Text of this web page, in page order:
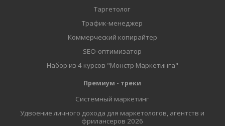
Таргетолог
Трафик-менеджер
Коммерческий копирайтер
SEO-оптимизатор
Набор из 4 курсов "Монстр Маркетинга"
Премиум - треки
Системный маркетинг
Удвоение личного дохода для маркетологов, агентств и
фрилансеров 2026